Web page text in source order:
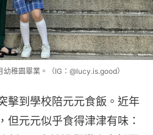
稚園畢業。（IG：@lucy.is.good）
擊到學校陪元元食飯。近年
但元元似乎食得津津有味：